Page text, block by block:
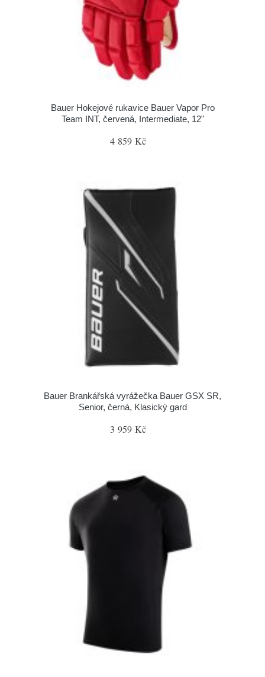
Bauer Hokejové rukavice Bauer Vapor Pro
Team INT, červená, Intermediate, 12"
4 859 Kč
Bauer Brankářská vyrážečka Bauer GSX SR,
Senior, černá, Klasický gard
3 959 Kč